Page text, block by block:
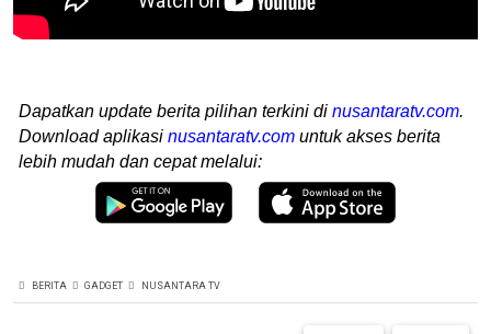
Dapatkan update berita pilihan terkini di nusantaratv.com.
Download aplikasi nusantaratv.com untuk akses berita
lebih mudah dan cepat melalui:
BERITA GADGET NUSANTARA TV